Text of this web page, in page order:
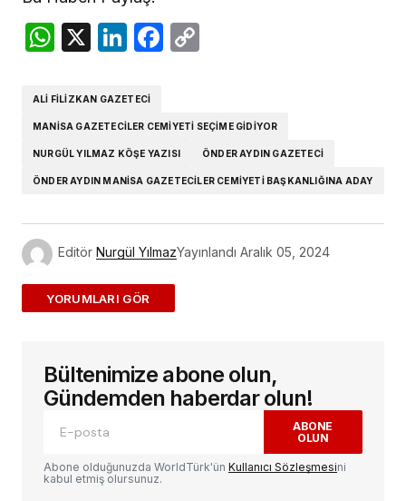
WhatsApp
X LinkedIn
Facebook
ALI FILIZKAN GAZETECI
MANISA GAZETECILER CEMIYETI SEÇIME GIDIYOR
NURGÜL YILMAZ KÖŞE YAZISI ÖNDER AYDIN GAZETECI
ÖNDER AYDIN MANISA GAZETECILER CEMIYETI BAŞKANLIĞINA ADAY
Editör Nurgül YılmazYayınlandı Aralık 05, 2024
ADD A COMMENT
E-posta adresiniz yayınlanmayacak.
alanlar*ile işaretlenmişlerdir
Yorum
Bültenimize abone olun,
Gündemden haberdar olun!
ABONE
OLUN
Abone olduğunuzda WorldTürk'ün Kullanıcı Sözleşmesini
kabul etmiş olursunuz.